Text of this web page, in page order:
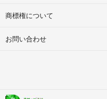
商標権について
お問い合わせ